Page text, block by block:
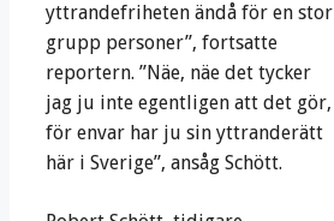
yttrandefriheten ändå för en stor
grupp personer”, fortsatte
reportern. ”Näe, näe det tycker
jag ju inte egentligen att det gör,
för envar har ju sin yttranderätt
här i Sverige”, ansåg Schött.